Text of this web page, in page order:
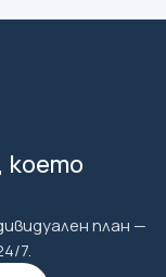
което
план —
7.